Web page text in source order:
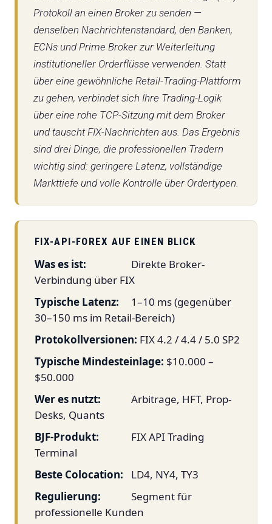
Protokoll an einen Broker zu senden —
denselben Nachrichtenstandard, den Banken,
ECNs und Prime Broker zur Weiterleitung
institutioneller Orderflüsse verwenden. Statt
über eine gewöhnliche Retail-Trading-Plattform
zu gehen, verbindet sich Ihre Trading-Logik
über eine rohe TCP-Sitzung mit dem Broker
und tauscht FIX-Nachrichten aus. Das Ergebnis
sind drei Dinge, die professionellen Tradern
wichtig sind: geringere Latenz, vollständige
Markttiefe und volle Kontrolle über Ordertypen.
FIX-API-FOREX AUF EINEN BLICK
Was es ist:
Direkte Broker-
Verbindung über FIX
Typische Latenz:
1–10 ms (gegenüber
30–150 ms im Retail-Bereich)
Protokollversionen: FIX 4.2 / 4.4 / 5.0 SP2
Typische Mindesteinlage: $10.000 –
$50.000
Wer es nutzt:
Arbitrage, HFT, Prop-
Desks, Quants
BJF-Produkt:
FIX API Trading
Terminal
Beste Colocation:
LD4, NY4, TY3
Regulierung:
Segment für
professionelle Kunden